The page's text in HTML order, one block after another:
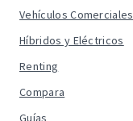
Vehículos Comerciales
Híbridos y Eléctricos
Renting
Compara
Guías